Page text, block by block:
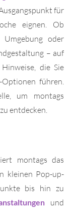
für
eignen. Ob
oder
– auf
die Sie
Optionen führen.
um montags
entdecken.
montags das
kleinen Pop-up-
bis hin zu
und